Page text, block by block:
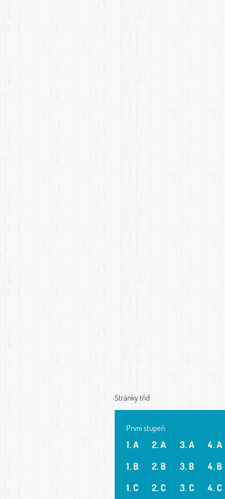
Stránky tříd
První stupeň
1. A
1. B
1. C
2. A
2. B
2. C
3. A
3. B
3. C
4. A
4. B
4. C